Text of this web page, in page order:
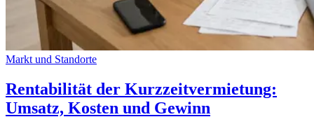
Markt und Standorte
Rentabilität der Kurzzeitvermietung:
Umsatz, Kosten und Gewinn